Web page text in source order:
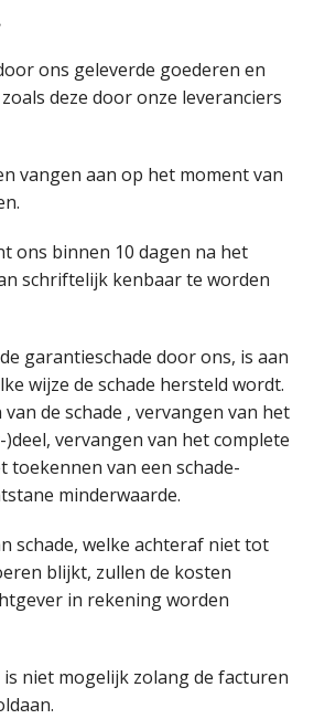
ons geleverde goederen en
deze door onze leveranciers
vangen aan op het moment van
ons binnen 10 dagen na het
schriftelijk kenbaar te worden
garantieschade door ons, is aan
wijze de schade hersteld wordt.
de schade , vervangen van het
vervangen van het complete
toekennen van een schade-
minderwaarde.
schade, welke achteraf niet tot
blijkt, zullen de kosten
in rekening worden
niet mogelijk zolang de facturen